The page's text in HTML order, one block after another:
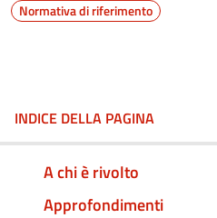
Normativa di riferimento
INDICE DELLA PAGINA
A chi è rivolto
Approfondimenti